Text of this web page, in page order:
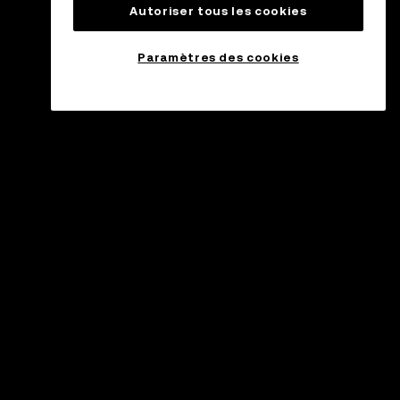
Autoriser tous les cookies
Paramètres des cookies